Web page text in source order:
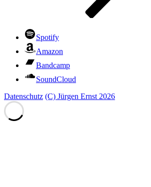
Spotify
Amazon
Bandcamp
SoundCloud
Datenschutz (C) Jürgen Ernst 2026